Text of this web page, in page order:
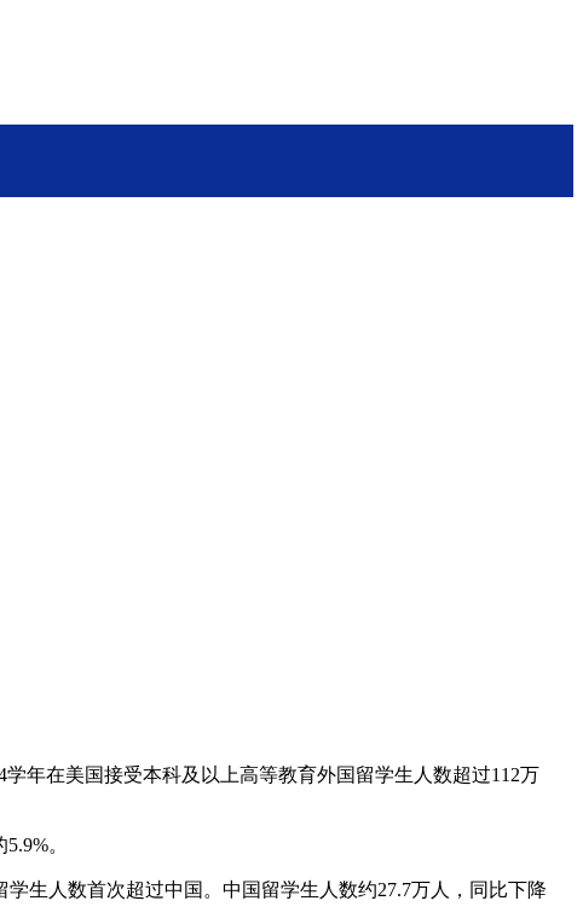
年在美国接受本科及以上高等教育外国留学生人数超过112万
。
生人数首次超过中国。中国留学生人数约27.7万人，同比下降